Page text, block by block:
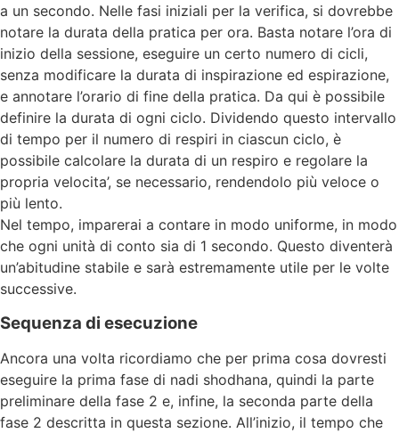
a un secondo. Nelle fasi iniziali per la verifica, si dovrebbe
notare la durata della pratica per ora. Basta notare l’ora di
inizio della sessione, eseguire un certo numero di cicli,
senza modificare la durata di inspirazione ed espirazione,
e annotare l’orario di fine della pratica. Da qui è possibile
definire la durata di ogni ciclo. Dividendo questo intervallo
di tempo per il numero di respiri in ciascun ciclo, è
possibile calcolare la durata di un respiro e regolare la
propria velocita’, se necessario, rendendolo più veloce o
più lento.
Nel tempo, imparerai a contare in modo uniforme, in modo
che ogni unità di conto sia di 1 secondo. Questo diventerà
un’abitudine stabile e sarà estremamente utile per le volte
successive.
Sequenza di esecuzione
Ancora una volta ricordiamo che per prima cosa dovresti
eseguire la prima fase di nadi shodhana, quindi la parte
preliminare della fase 2 e, infine, la seconda parte della
fase 2 descritta in questa sezione. All’inizio, il tempo che